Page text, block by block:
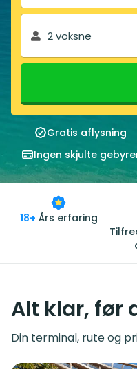
2 voksne
Gratis aflysning
Ingen skjulte
18+ Års erfaring
Alt klar, før
Din terminal, rute og